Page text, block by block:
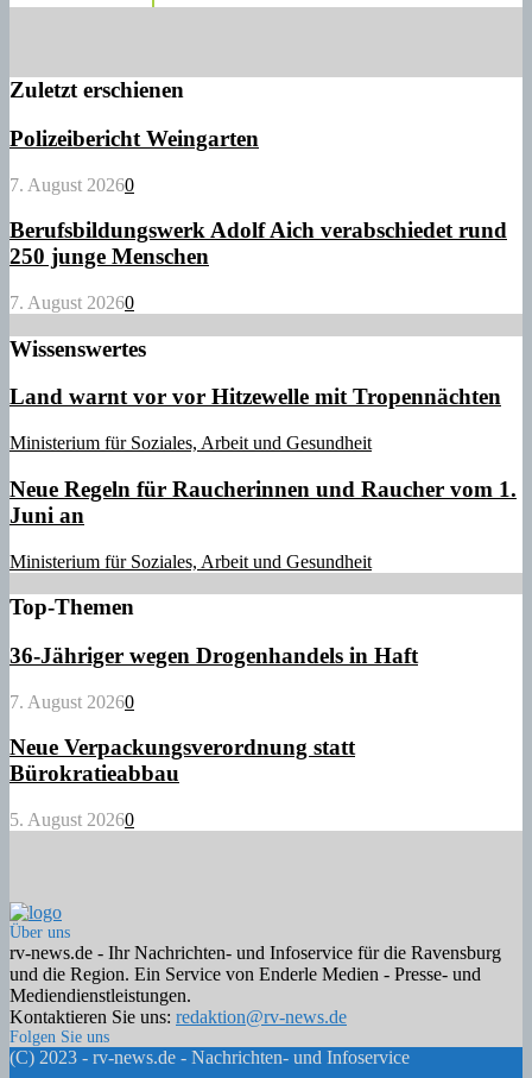
Zuletzt erschienen
Polizeibericht Weingarten
7. August 20260
Berufsbildungswerk Adolf Aich verabschiedet rund
250 junge Menschen
7. August 20260
Wissenswertes
Land warnt vor vor Hitzewelle mit Tropennächten
Ministerium für Soziales, Arbeit und Gesundheit
Neue Regeln für Raucherinnen und Raucher vom 1.
Juni an
Ministerium für Soziales, Arbeit und Gesundheit
Top-Themen
36-Jähriger wegen Drogenhandels in Haft
7. August 20260
Neue Verpackungsverordnung statt
Bürokratieabbau
5. August 20260
Über uns
rv-news.de - Ihr Nachrichten- und Infoservice für die Ravensburg
und die Region. Ein Service von Enderle Medien - Presse- und
Mediendienstleistungen.
Kontaktieren Sie uns: redaktion@rv-news.de
Folgen Sie uns
Facebook
Twitter
Instagram
Email
Rss
(C) 2023 - rv-news.de - Nachrichten- und Infoservice